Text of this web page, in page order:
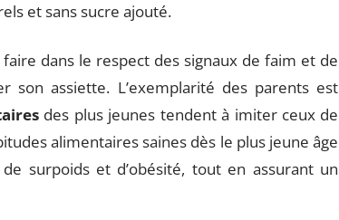
et sans sucre ajouté.
dans le respect des signaux de faim et de
son assiette. L’exemplarité des parents est
des plus jeunes tendent à imiter ceux de
alimentaires saines dès le plus jeune âge
surpoids et d’obésité, tout en assurant un